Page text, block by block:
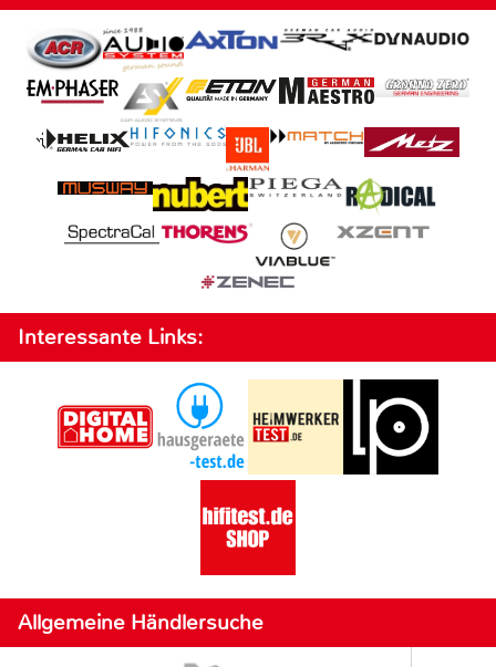
Interessante Links:
Allgemeine Händlersuche